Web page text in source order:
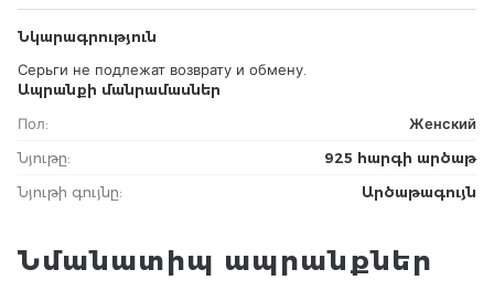
Նկարագրություն
Серьги не подлежат возврату и обмену.
Ապրանքի մանրամասներ
Пол:
Женский
Նյութը:
925 հարգի արծաթ
Նյութի գույնը: Արծաթագույն
Նմանատիպ ապրանքներ